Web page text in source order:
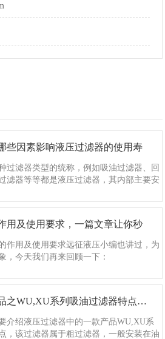
些因素影响液压过滤器的使用寿
过滤器类型的统称，例如吸油过滤器、回
滤器等等都是液压过滤器，其内部主要安
哪些因素影响液压过滤器的使用…
用及使用要求，一篇文章让你秒
作用及使用要求远征液压小编也讲过，为
，今天我们再来回顾一下：
之WU,XU系列吸油过滤器特点…
介绍液压过滤器中的一款产品WU,XU系
，该过滤器属于粗过滤器，一般安装在油